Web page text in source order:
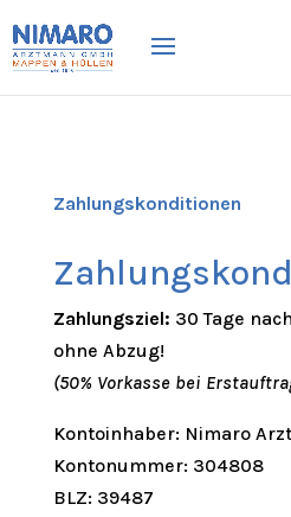
Zahlungskonditionen
Zahlungsziel: 30 Tage
ohne Abzug!
(50% Vorkasse bei
Kontoinhaber: Nimaro
Kontonummer: 304808
BLZ: 39487